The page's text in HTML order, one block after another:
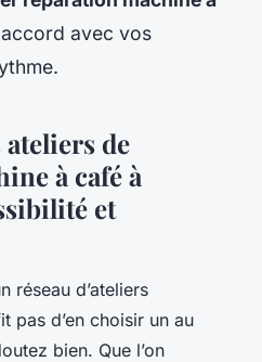
avec vos
de
à café à
et
réseau d’ateliers
pas d’en choisir un au
bien. Que l’on